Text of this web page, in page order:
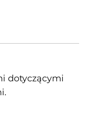
dotyczącymi